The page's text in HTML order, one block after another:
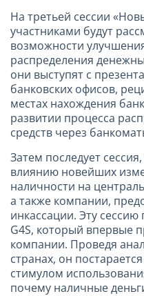
На третьей сессии
участниками будут
возможности
распределения
они выступят с
банковских офисов,
местах нахождения
развитии процесса
средств через
Затем последует
влиянию новейших
наличности на
а также компании,
инкассации. Эту
G4S, который впервые
компании. Проведя
странах, он
стимулом
почему наличные